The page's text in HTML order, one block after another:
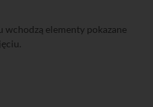
wchodzą elementy pokazane